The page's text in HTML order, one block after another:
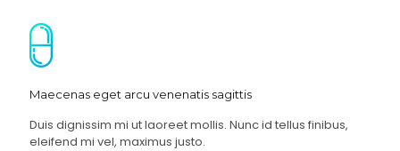
Maecenas eget arcu venenatis sagittis
Duis dignissim mi ut laoreet mollis. Nunc id tellus finibus,
eleifend mi vel, maximus justo.